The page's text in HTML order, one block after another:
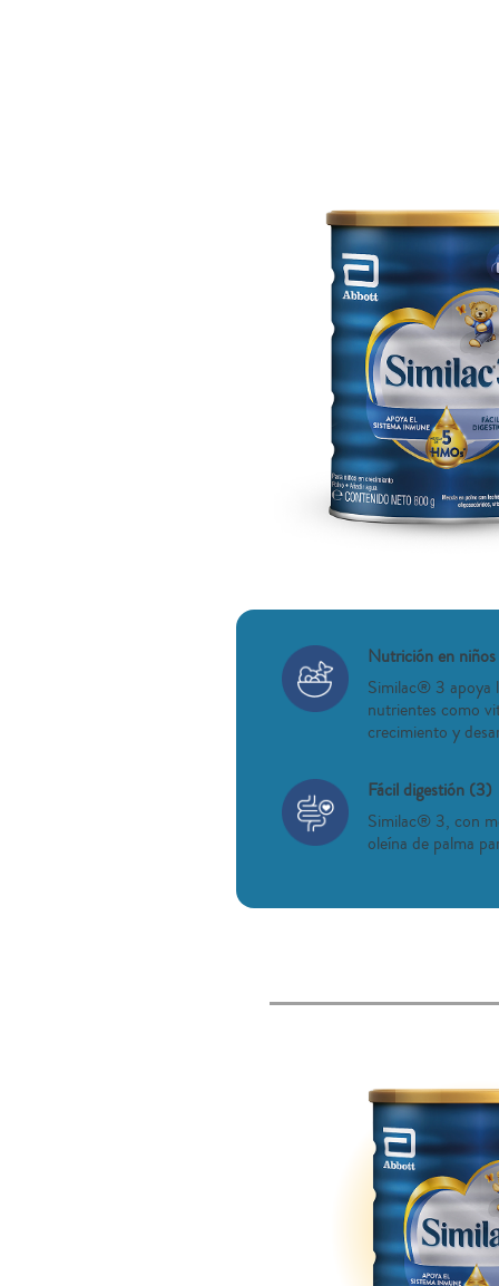
Nutrición en niños
Similac® 3 apoya
nutrientes como
crecimiento y
Fácil digestión (3)
Similac® 3, con
oleína de palma